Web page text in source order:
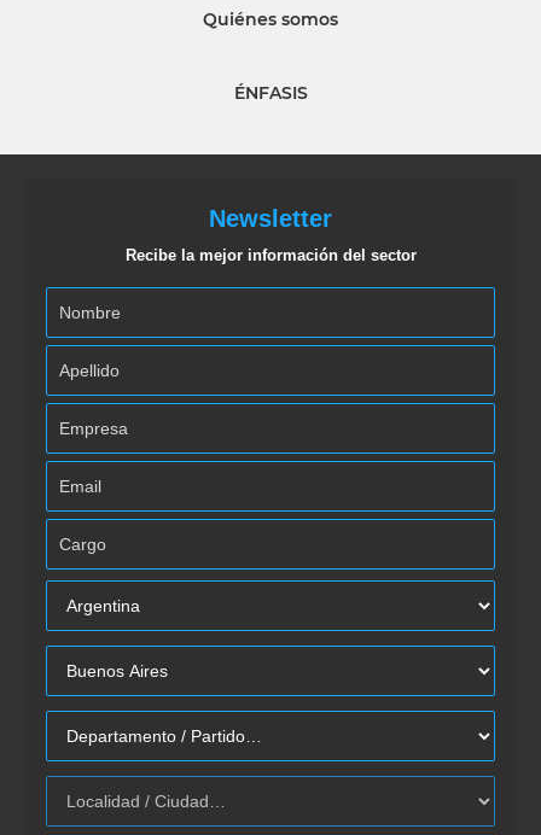
Quiénes somos
ÉNFASIS
Newsletter
Recibe la mejor información del sector